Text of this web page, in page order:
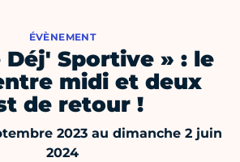
ÉVÈNEMENT
Déj' Sportive » : le
midi et deux
de retour !
2023 au dimanche 2 juin
2024